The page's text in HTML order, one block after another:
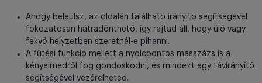
Ahogy beleülsz, az oldalán található irányító segítségével
fokozatosan hátradönthető, így rajtad áll, hogy ülő vagy
fekvő helyzetben szeretnél-e pihenni.
A fűtési funkció mellett a nyolcpontos masszázs is a
kényelmedről fog gondoskodni, és mindezt egy távirányító
segítségével vezérelheted.